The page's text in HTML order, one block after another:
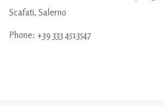
Scafati, Salerno
Phone: +39 333 4513547